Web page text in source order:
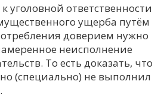
уголовной ответственности
ущерба путём
доверием нужно
неисполнение
То есть доказать, что
(специально) не выполнил